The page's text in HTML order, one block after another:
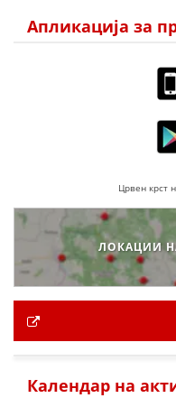
Апликација за
Црвен крст
ЛОКАЦИИ
Календар на